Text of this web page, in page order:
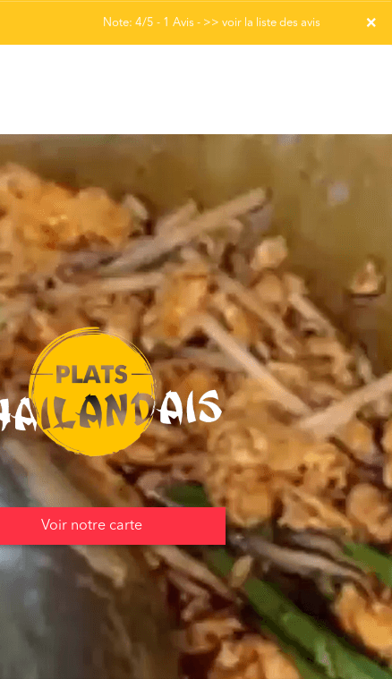
×
Note: 4/5 - 1 Avis - >> voir la liste des avis
Voir notre carte